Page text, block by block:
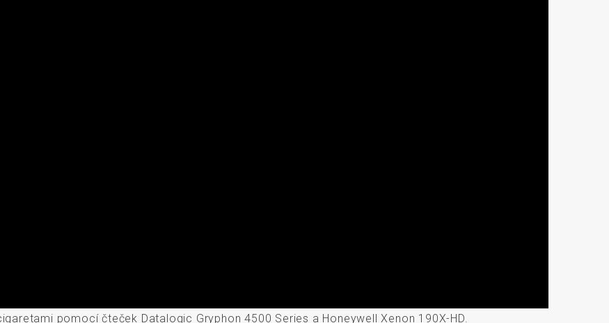
pomocí čteček Datalogic Gryphon 4500 Series a Honeywell Xenon 190X-HD.